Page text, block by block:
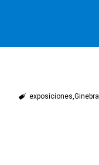
exposiciones Ginebra